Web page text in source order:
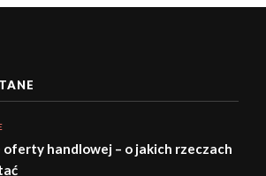
handlowej – o jakich rzeczach